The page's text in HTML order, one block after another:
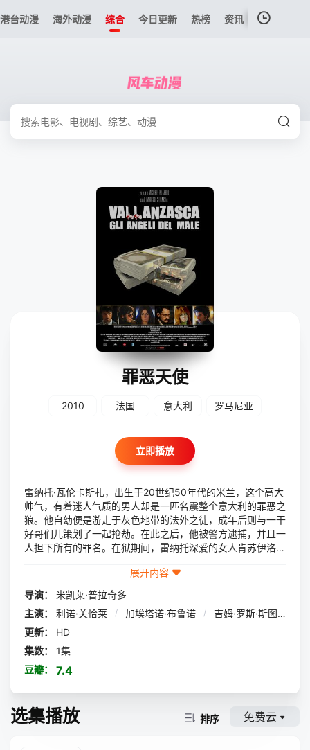
港台动漫 海外动漫 综合 今日更新 热榜 资讯
罪恶天使
2010 法国 意大利 罗马尼亚
立即播放
雷纳托·瓦伦卡斯扎，出生于20世纪50年代的米兰，这个高大
帅气，有着迷人气质的男人却是一匹名震整个意大利的罪恶之
狼。他自幼便是游走于灰色地带的法外之徒，成年后则与一干
好哥们儿策划了一起抢劫。在此之后，他被警方逮捕，并且一
人担下所有的罪名。在狱期间，雷纳托深爱的女人肯苏伊洛带
恶徒，干下了一连串震惊全国的抢劫事件。在这条黑色的道路
上，雷纳托与伙伴们越走越远…… 本片根据意大利20世
纪70年代臭名昭著的黑帮头目Renato Vallanzasca的生平改
编。
展开内容
导演：
米凯莱·普拉奇多
主演：
利诺·关恰莱 / 加埃塔诺·布鲁诺 / 吉姆·罗斯·斯图尔特
更新：
HD
集数：
1集
豆瓣：
7.4
选集播放 排序 免费云